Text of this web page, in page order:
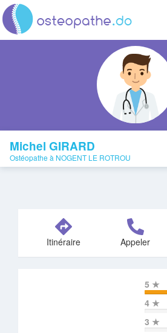
Michel GIRARD
Ostéopathe à NOGENT LE ROTROU
Itinéraire Appeler
5 ★
4 ★
3 ★